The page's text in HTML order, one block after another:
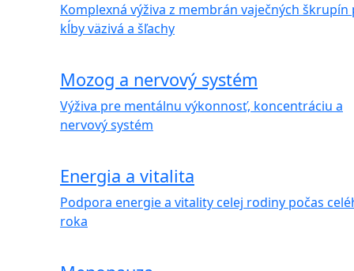
Komplexná výživa z membrán vaječných škrupín
kĺby väzivá a šľachy
Mozog a nervový systém
Výživa pre mentálnu výkonnosť, koncentráciu a
nervový systém
Energia a vitalita
Podpora energie a vitality celej rodiny počas
roka